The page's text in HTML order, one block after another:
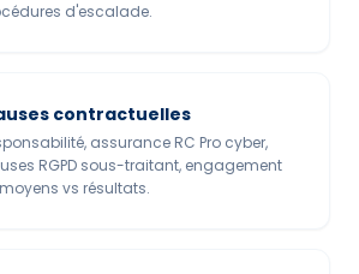
d'escalade.
contractuelles
assurance RC Pro cyber,
RGPD sous-traitant, engagement
vs résultats.